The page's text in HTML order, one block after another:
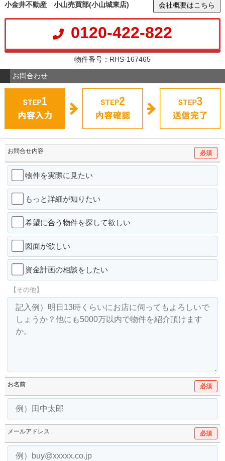
小金井不動産 小山売買部(小山城東店) 会社概要はこちら
0120-422-822
物件番号：RHS-167465
お問合わせ
お問合せ内容 必須
物件を実際に見たい
もっと詳細が知りたい
希望に合う物件を探して欲しい
図面が欲しい
資金計画の相談をしたい
【その他】
お名前 必須
メールアドレス 必須